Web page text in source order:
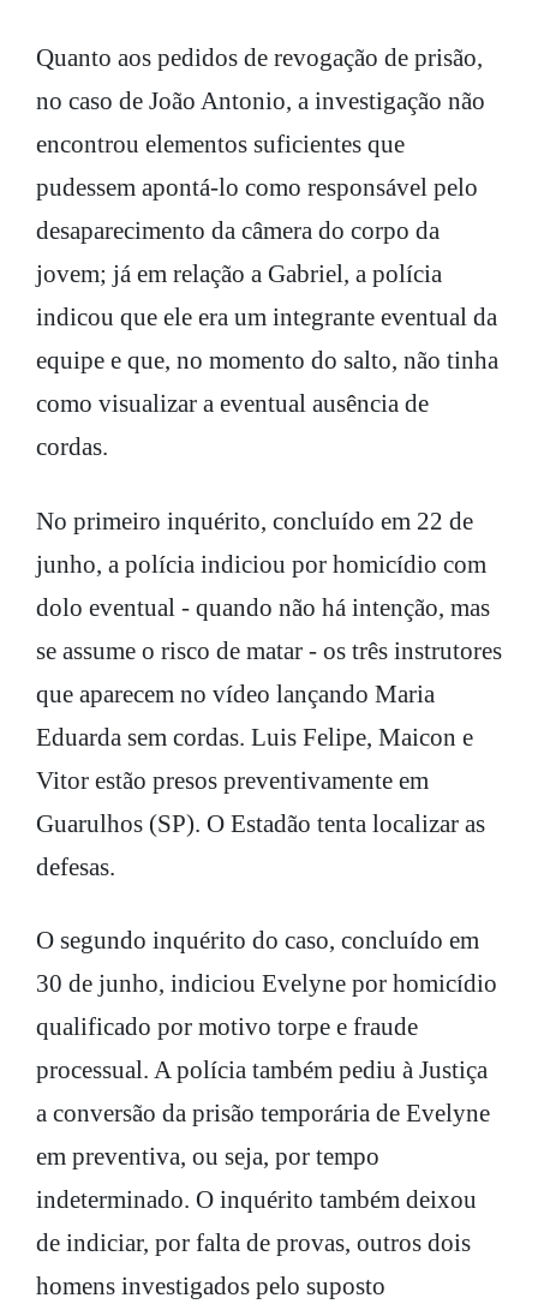
Quanto aos pedidos de revogação de prisão,
no caso de João Antonio, a investigação não
encontrou elementos suficientes que
pudessem apontá-lo como responsável pelo
desaparecimento da câmera do corpo da
jovem; já em relação a Gabriel, a polícia
indicou que ele era um integrante eventual da
equipe e que, no momento do salto, não tinha
como visualizar a eventual ausência de
cordas.
No primeiro inquérito, concluído em 22 de
junho, a polícia indiciou por homicídio com
dolo eventual - quando não há intenção, mas
se assume o risco de matar - os três instrutores
que aparecem no vídeo lançando Maria
Eduarda sem cordas. Luis Felipe, Maicon e
Vitor estão presos preventivamente em
Guarulhos (SP). O Estadão tenta localizar as
defesas.
O segundo inquérito do caso, concluído em
30 de junho, indiciou Evelyne por homicídio
qualificado por motivo torpe e fraude
processual. A polícia também pediu à Justiça
a conversão da prisão temporária de Evelyne
em preventiva, ou seja, por tempo
indeterminado. O inquérito também deixou
de indiciar, por falta de provas, outros dois
homens investigados pelo suposto